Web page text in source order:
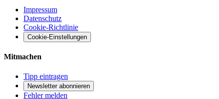
Impressum
Datenschutz
Cookie-Richtlinie
Cookie-Einstellungen
Mitmachen
Tipp eintragen
Newsletter abonnieren
Fehler melden